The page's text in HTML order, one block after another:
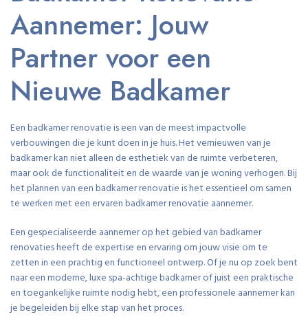
Aannemer: Jouw
Partner voor een
Nieuwe Badkamer
Een badkamer renovatie is een van de meest impactvolle
verbouwingen die je kunt doen in je huis. Het vernieuwen van je
badkamer kan niet alleen de esthetiek van de ruimte verbeteren,
maar ook de functionaliteit en de waarde van je woning verhogen. Bij
het plannen van een badkamer renovatie is het essentieel om samen
te werken met een ervaren badkamer renovatie aannemer.
Een gespecialiseerde aannemer op het gebied van badkamer
renovaties heeft de expertise en ervaring om jouw visie om te
zetten in een prachtig en functioneel ontwerp. Of je nu op zoek bent
naar een moderne, luxe spa-achtige badkamer of juist een praktische
en toegankelijke ruimte nodig hebt, een professionele aannemer kan
je begeleiden bij elke stap van het proces.